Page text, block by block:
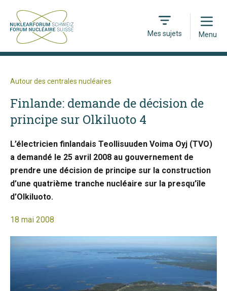
Mes sujets
Open
Menu
Autour des centrales nucléaires
Finlande: demande de décision de
principe sur Olkiluoto 4
L’électricien finlandais Teollisuuden Voima Oyj (TVO)
a demandé le 25 avril 2008 au gouvernement de
prendre une décision de principe sur la construction
d’une quatrième tranche nucléaire sur la presqu’île
d’Olkiluoto.
18 mai 2008